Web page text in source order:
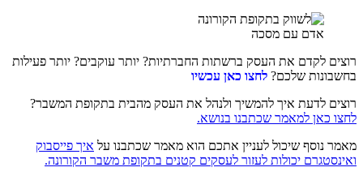
אדם עם מסכה
רוצים לקדם את העסק ברשתות החברתיות? יותר עוקבים? יותר פעילות
בחשבונות שלכם? לחצו כאן עכשיו
רוצים לדעת איך להמשיך ולנהל את העסק מהבית בתקופת המשבר?
לחצו כאן למאמר שכתבנו בנושא.
מאמר נוסף שיכול לעניין אתכם הוא מאמר שכתבנו על איך פייסבוק
ואינסטגרם יכולות לעזור לעסקים קטנים בתקופת משבר הקורונה.